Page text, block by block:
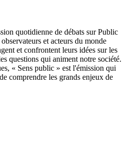
quotidienne de débats sur Public
et acteurs du monde
et confrontent leurs idées sur les
questions qui animent notre société.
« Sens public » est l'émission qui
comprendre les grands enjeux de